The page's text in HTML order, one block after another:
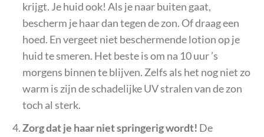
krijgt. Je huid ook! Als je naar buiten gaat,
bescherm je haar dan tegen de zon. Of draag een
hoed. En vergeet niet beschermende lotion op je
huid te smeren. Het beste is om na 10 uur ’s
morgens binnen te blijven. Zelfs als het nog niet zo
warm is zijn de schadelijke UV stralen van de zon
toch al sterk.
Zorg dat je haar niet springerig wordt! De